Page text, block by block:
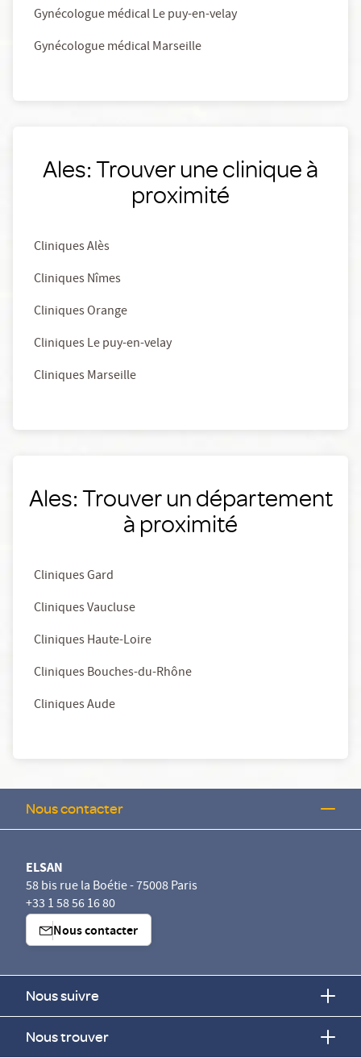
Gynécologue médical Le puy-en-velay
Gynécologue médical Marseille
Ales: Trouver une clinique à
proximité
Cliniques Alès
Cliniques Nîmes
Cliniques Orange
Cliniques Le puy-en-velay
Cliniques Marseille
Ales: Trouver un département
à proximité
Cliniques Gard
Cliniques Vaucluse
Cliniques Haute-Loire
Cliniques Bouches-du-Rhône
Cliniques Aude
Nous contacter
ELSAN
58 bis rue la Boétie - 75008 Paris
+33 1 58 56 16 80
Nous contacter
Nous suivre
Nous trouver